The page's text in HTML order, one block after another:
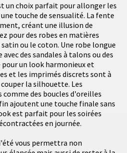
un choix parfait pour allonger les
touche de sensualité. La fente
créant une illusion de
pour des robes en matières
ou le coton. Une robe longue
des sandales à talons ou des
un look harmonieux et
et les imprimés discrets sont à
la silhouette. Les
des boucles d'oreilles
ajoutent une touche finale sans
est parfait pour les soirées
en journée.
vous permettra non